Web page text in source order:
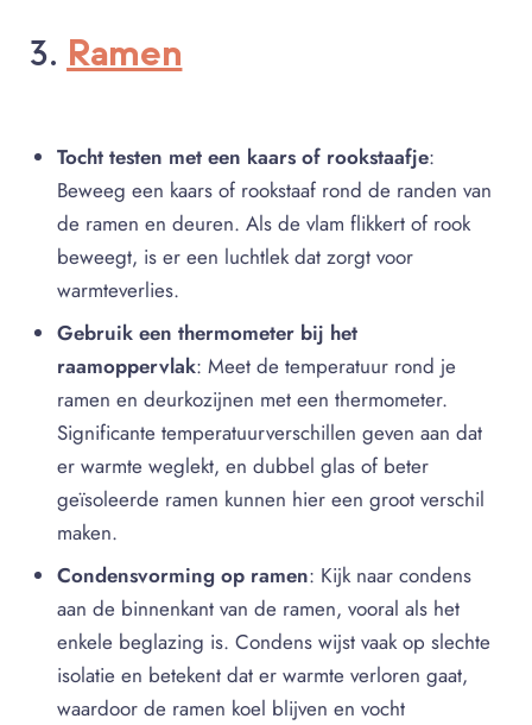
3. Ramen
Tocht testen met een kaars of rookstaafje:
Beweeg een kaars of rookstaaf rond de randen van
de ramen en deuren. Als de vlam flikkert of rook
beweegt, is er een luchtlek dat zorgt voor
warmteverlies.
Gebruik een thermometer bij het
raamoppervlak: Meet de temperatuur rond je
ramen en deurkozijnen met een thermometer.
Significante temperatuurverschillen geven aan dat
er warmte weglekt, en dubbel glas of beter
geïsoleerde ramen kunnen hier een groot verschil
maken.
Condensvorming op ramen: Kijk naar condens
aan de binnenkant van de ramen, vooral als het
enkele beglazing is. Condens wijst vaak op slechte
isolatie en betekent dat er warmte verloren gaat,
waardoor de ramen koel blijven en vocht